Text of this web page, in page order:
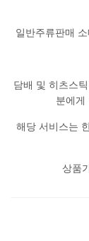
일반주류판매
담배 및 히츠스
분에게
해당 서비스는
상품